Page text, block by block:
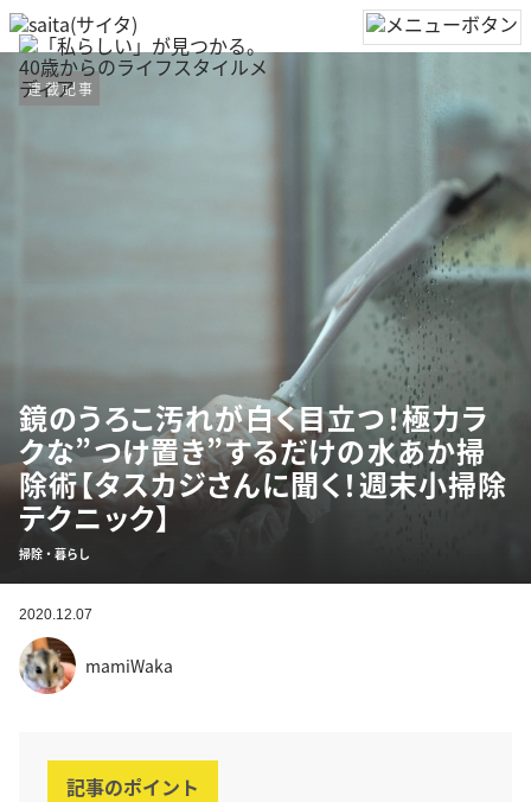
連載記事
鏡のうろこ汚れが白く目立つ！極力ラ
クな”つけ置き”するだけの水あか掃
除術【タスカジさんに聞く！週末小掃除
テクニック】
掃除・暮らし
2020.12.07
mamiWaka
記事のポイント